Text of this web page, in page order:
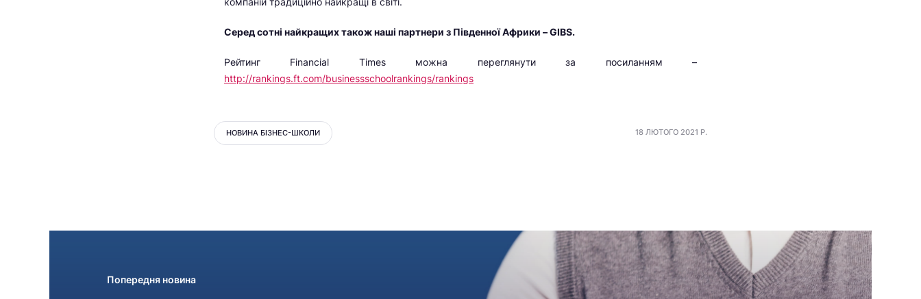
Серед сотні найкращих також наші партнери з Південної Африки – GIBS.
Рейтинг Financial Times можна переглянути за посиланням –
http://rankings.ft.com/businessschoolrankings/rankings
НОВИНА БІЗНЕС-ШКОЛИ 18 ЛЮТОГО 2021 Р.
Попередня новина